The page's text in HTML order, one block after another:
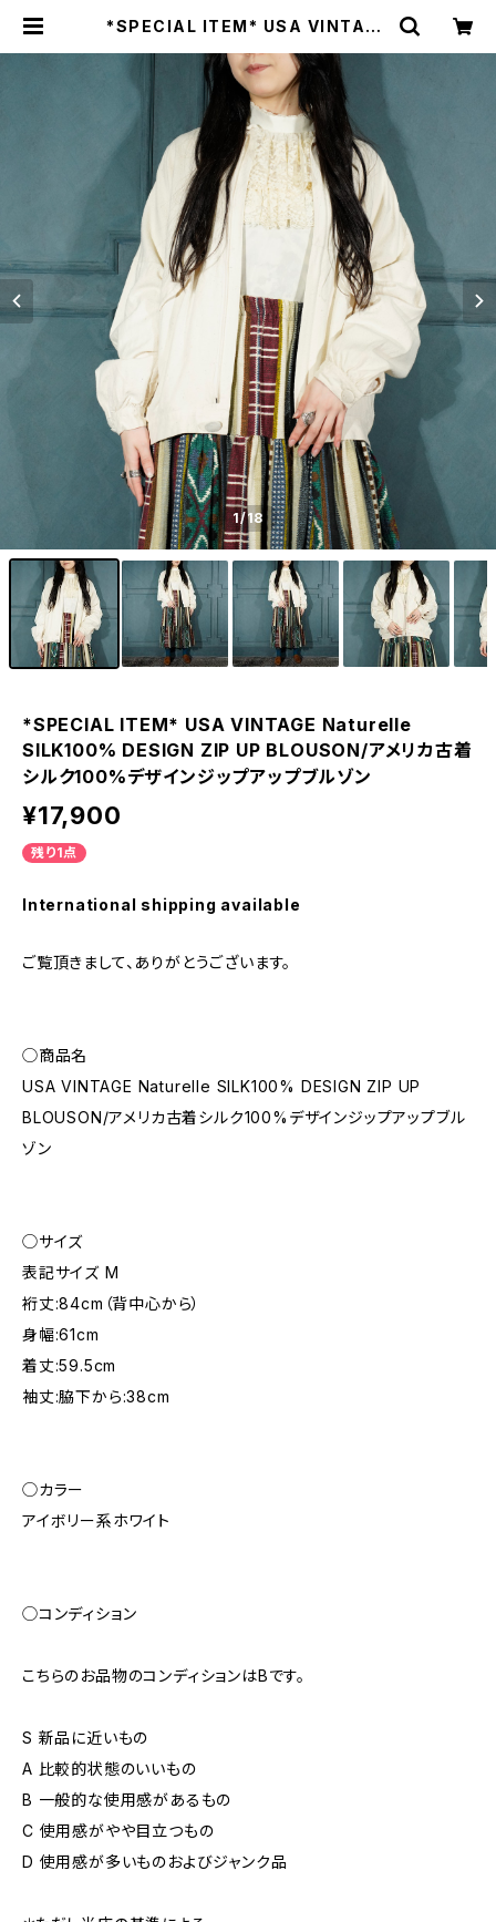
*SPECIAL ITEM* USA VINTAGE
IP UP BLOUSON/アメリカ古着シル
ク100%デザインジップアップブルゾ
ン | Titti Vintage
1/18
*SPECIAL ITEM* USA VINTAGE Naturelle
SILK100% DESIGN ZIP UP BLOUSON/アメリカ古着
シルク100%デザインジップアップブルゾン
¥17,900
残り1点
International shipping available
ご覧頂きまして、ありがとうございます。
◯商品名
USA VINTAGE Naturelle SILK100% DESIGN ZIP UP
BLOUSON/アメリカ古着シルク100%デザインジップアップブル
ゾン
◯サイズ
表記サイズ M
裄丈:84cm（背中心から）
身幅:61cm
着丈:59.5cm
袖丈:脇下から:38cm
◯カラー
アイボリー系ホワイト
◯コンディション
こちらのお品物のコンディションはBです。
S 新品に近いもの
A 比較的状態のいいもの
B 一般的な使用感があるもの
C 使用感がやや目立つもの
D 使用感が多いものおよびジャンク品